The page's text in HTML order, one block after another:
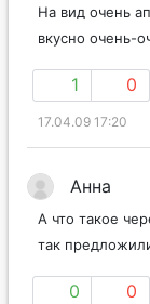
На вид очень
вкусно очень-
1 0
17.04.09 17:20
Анна
А что такое
так
0 0